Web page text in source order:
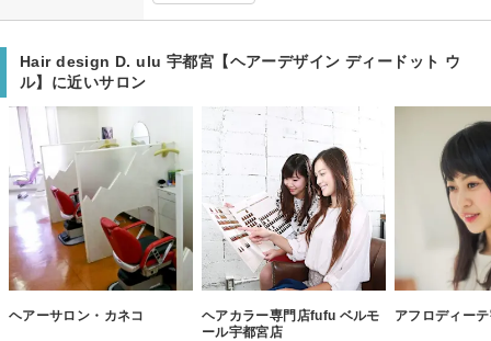
Hair design D. ulu 宇都宮【ヘアーデザイン ディードット ウ
ル】に近いサロン
ヘアーサロン・カネコ
ヘアカラー専門店fufu ベルモ
ール宇都宮店
アフロディー